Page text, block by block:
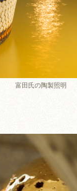
富田氏の陶製照明